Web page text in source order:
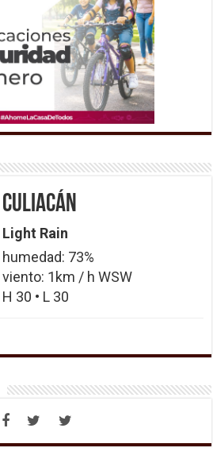
Culiacán
Light Rain
humedad: 73%
viento: 1km / h WSW
H 30 • L 30